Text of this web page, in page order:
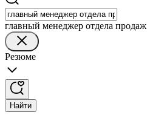
главный менеджер отдела продаж
Резюме
Найти